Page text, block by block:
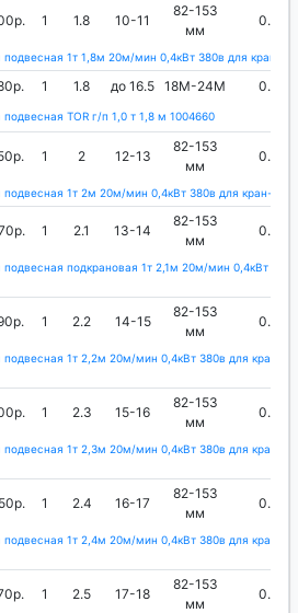
1 1.8 10-11
82-153
мм
0.4
подвесная 1т 1,8м 20м/мин 0,4кВт 380в для кран-
1 1.8 до 16.5 18М-24М 0.4
TOR г/п 1,0 т 1,8 м 1004660
1 2 12-13
82-153
мм
0.4
подвесная 1т 2м 20м/мин 0,4кВт 380в для кран-
1 2.1 13-14
82-153
мм
0.4
подвесная подкрановая 1т 2,1м 20м/мин 0,4кВт
1 2.2 14-15
82-153
мм
0.4
подвесная 1т 2,2м 20м/мин 0,4кВт 380в для кран-
1 2.3 15-16
82-153
мм
0.4
подвесная 1т 2,3м 20м/мин 0,4кВт 380в для кран-
1 2.4 16-17
82-153
мм
0.4
подвесная 1т 2,4м 20м/мин 0,4кВт 380в для кран-
1 2.5 17-18
82-153
мм
0.4